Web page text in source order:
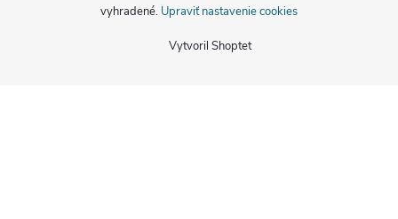
Vytvoril Shoptet
vyhradené. Upraviť nastavenie cookies